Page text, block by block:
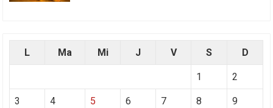
L Ma Mi J V S D
1 2
3 4 5 6 7 8 9